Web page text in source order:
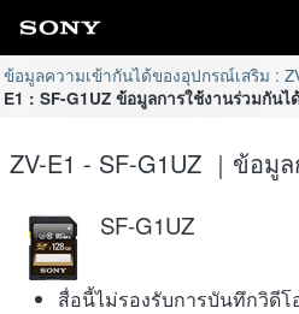
ข้อมูลความเข้ากันได้ของอุปกรณ์เสริม :
E1 : SF-G1UZ ข้อมูลการใช้งานร่วมกันไ
ZV-E1 - SF-G1UZ ｜ข้อมู
SF-G1UZ
สื่อนี้ไม่รองรับการบันทึกวิดีโ